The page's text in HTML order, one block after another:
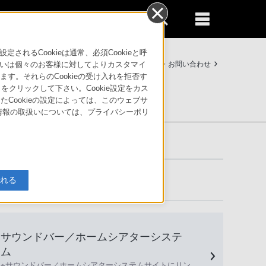
リティ 法人のお客様はこちら サポート・お問い合わせ
サウンドバー／ホームシアターシステ
ム
定されるCookieは通常、必須Cookieと呼
は個々のお客様に対してよりカスタマイ
す。それらのCookieの受け入れを拒否す
クリックして下さい。Cookie設定をカス
Cookieの設定によっては、このウェブサ
の取扱いについては、プライバシーポリ
る